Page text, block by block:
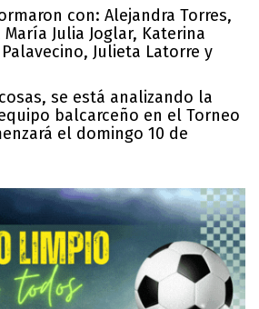
con: Alejandra Torres,
Julia Joglar, Katerina
Julieta Latorre y
se está analizando la
balcarceño en el Torneo
el domingo 10 de